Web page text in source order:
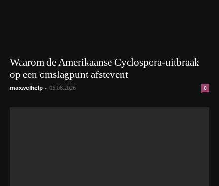
Waarom de Amerikaanse Cyclospora-uitbraak
op een omslagpunt afstevent
maxwelhelp - 05.08.2026 0